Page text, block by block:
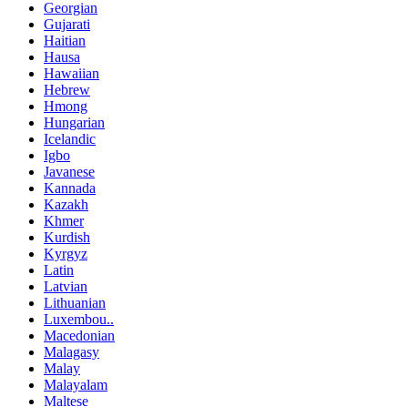
Georgian
Gujarati
Haitian
Hausa
Hawaiian
Hebrew
Hmong
Hungarian
Icelandic
Igbo
Javanese
Kannada
Kazakh
Khmer
Kurdish
Kyrgyz
Latin
Latvian
Lithuanian
Luxembou..
Macedonian
Malagasy
Malay
Malayalam
Maltese